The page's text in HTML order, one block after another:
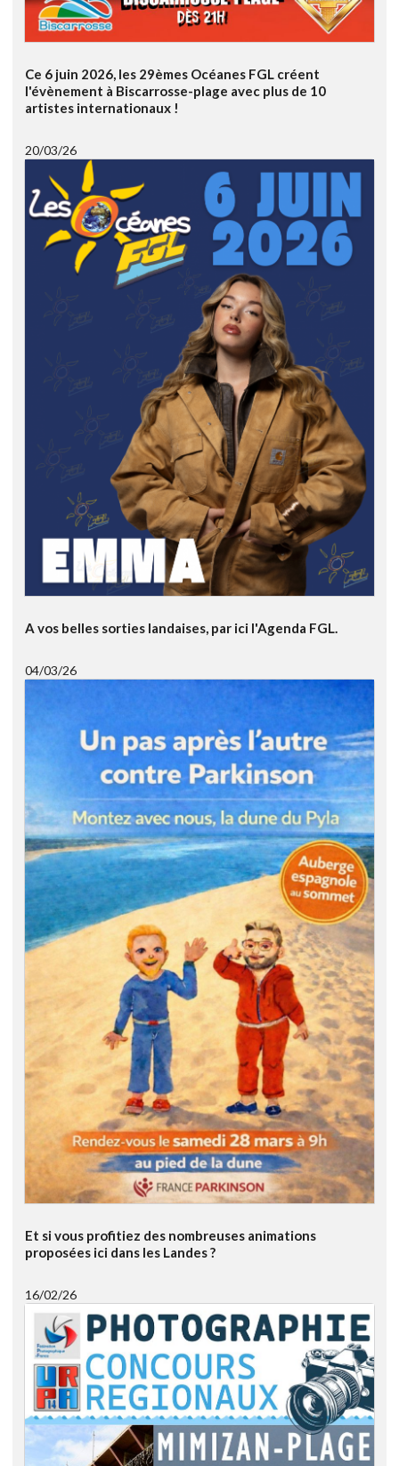
Ce 6 juin 2026, les 29èmes Océanes FGL créent
l'évènement à Biscarrosse-plage avec plus de 10
artistes internationaux !
20/03/26
A vos belles sorties landaises, par ici l'Agenda FGL.
04/03/26
Et si vous profitiez des nombreuses animations
proposées ici dans les Landes ?
16/02/26